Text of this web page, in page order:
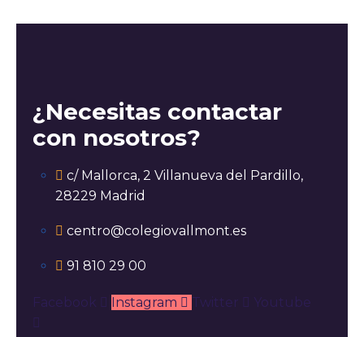
¿Necesitas contactar
con nosotros?
c/ Mallorca, 2 Villanueva del Pardillo,
28229 Madrid
centro@colegiovallmont.es
91 810 29 00
Facebook Instagram Twitter Youtube